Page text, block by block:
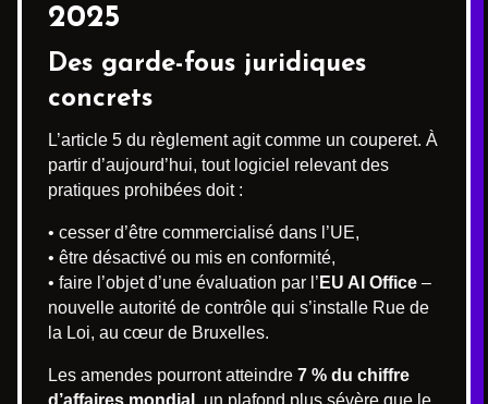
2025
Des garde-fous juridiques
concrets
L’article 5 du règlement agit comme un couperet. À
partir d’aujourd’hui, tout logiciel relevant des
pratiques prohibées doit :
• cesser d’être commercialisé dans l’UE,
• être désactivé ou mis en conformité,
• faire l’objet d’une évaluation par l’ EU AI Office –
nouvelle autorité de contrôle qui s’installe Rue de
la Loi, au cœur de Bruxelles.
Les amendes pourront atteindre 7 % du chiffre
d’affaires mondial
, un plafond plus sévère que le